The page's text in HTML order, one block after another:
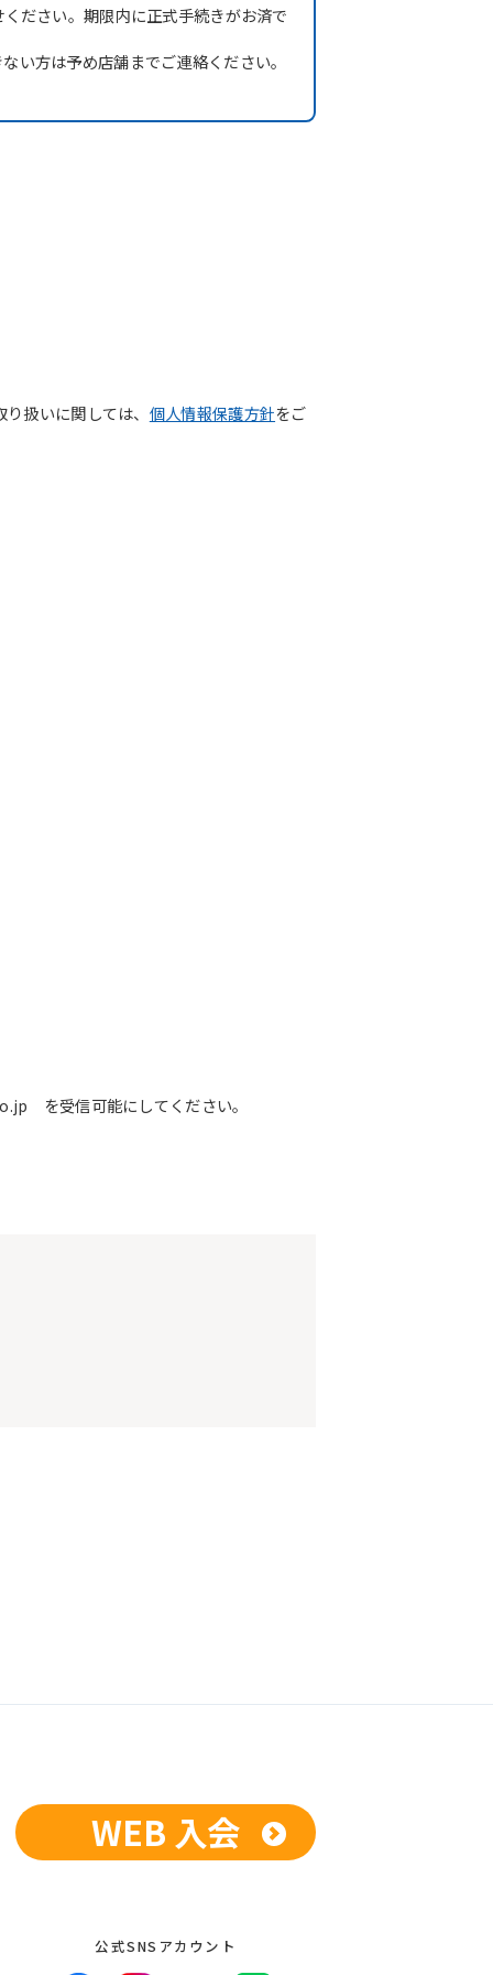
ださい。期限内に正式手続きがお済で
い方は予め店舗までご連絡ください。
扱いに関しては、 個人情報保護方針をご
を受信可能にしてください。
WEB 入会
公式SNSアカウント